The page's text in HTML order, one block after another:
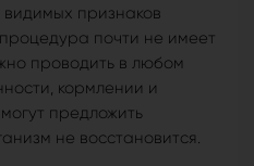
видимых признаков
почти не имеет
проводить в любом
кормлении и
предложить
не восстановится.